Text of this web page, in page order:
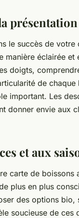
le succès de
éclairée et
doigts,
de
important. Les
donner envie aux
et aux
carte de boissons
plus en plus
des options
soucieuse de ces